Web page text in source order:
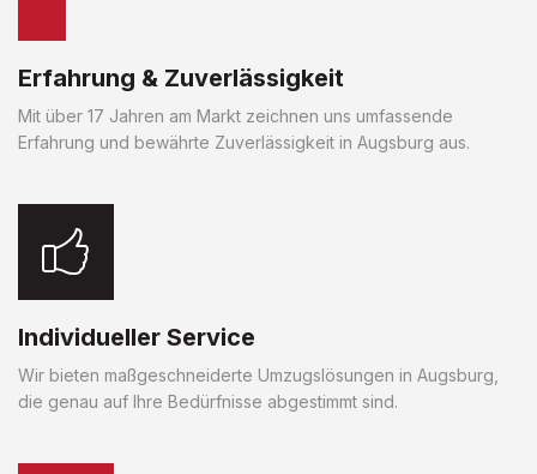
Erfahrung & Zuverlässigkeit
Mit über 17 Jahren am Markt zeichnen uns umfassende
Erfahrung und bewährte Zuverlässigkeit in Augsburg aus.
Individueller Service
Wir bieten maßgeschneiderte Umzugslösungen in Augsburg,
die genau auf Ihre Bedürfnisse abgestimmt sind.